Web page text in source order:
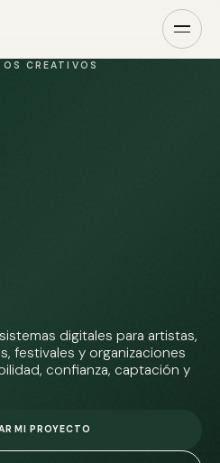
CREATIVOS
digitales para artistas,
festivales y organizaciones
confianza, captación y
MI PROYECTO